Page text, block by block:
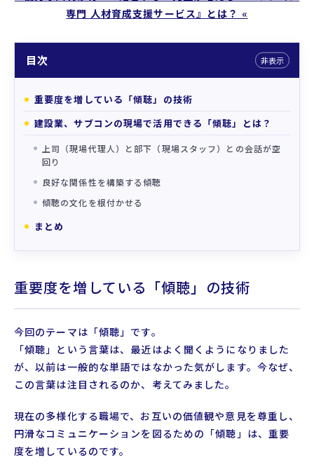
専門 人材育成支援サービス』とは？ «
目次 非表示
重要度を増している「傾聴」の技術
建設業、サブコンの現場で活用できる「傾聴」とは？
上司（現場代理人）と部下（現場スタッフ）との会話が空
回り
良好な関係性を構築する傾聴
傾聴の文化を根付かせる
まとめ
重要度を増している「傾聴」の技術
今回のテーマは「傾聴」です。
「傾聴」という言葉は、最近はよく聞くようになりました
が、以前は一般的な単語ではなかった気がします。今なぜ、
この言葉は注目されるのか、考えてみました。
現在の多様化する職場で、お互いの価値観や意見を尊重し、
円滑なコミュニケーションを図るための「傾聴」は、重要
度を増しているのです。